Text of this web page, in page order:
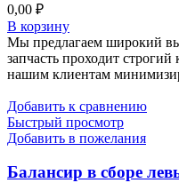
0,00 ₽
В корзину
Мы предлагаем широкий
запчасть проходит строгий
нашим клиентам
Добавить к сравнению
Быстрый просмотр
Добавить в пожелания
Балансир в сборе